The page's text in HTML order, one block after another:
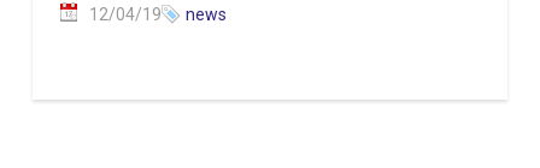
12/04/19 news